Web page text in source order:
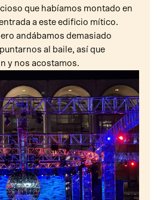
que habíamos montado en
a este edificio mítico.
andábamos demasiado
al baile, así que
y nos acostamos.